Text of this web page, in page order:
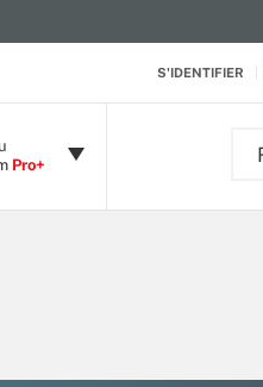
S'IDENTIFIER
Pro+